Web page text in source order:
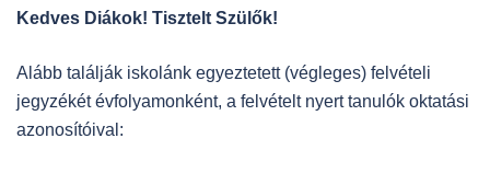
Kedves Diákok! Tisztelt Szülők!
Alább találják iskolánk egyeztetett (végleges) felvételi
jegyzékét évfolyamonként, a felvételt nyert tanulók oktatási
azonosítóival: